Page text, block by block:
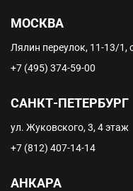
МОСКВА
Лялин переулок, 11-13/1,
+7 (495) 374-59-00
САНКТ-ПЕТЕРБУРГ
ул. Жуковского, 3, 4 этаж
+7 (812) 407-14-14
АНКАРА